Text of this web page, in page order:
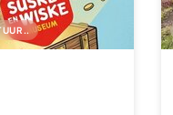
Suske en